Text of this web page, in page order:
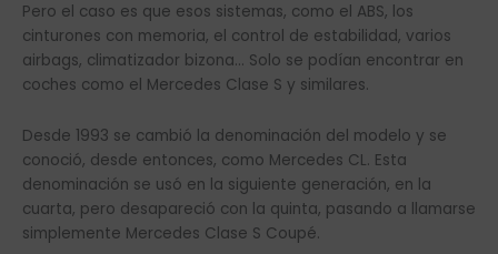
Pero el caso es que esos sistemas, como el ABS, los
cinturones con memoria, el control de estabilidad, varios
airbags, climatizador bizona… Solo se podían encontrar en
coches como el Mercedes Clase S y similares.
Desde 1993 se cambió la denominación del modelo y se
conoció, desde entonces, como Mercedes CL. Esta
denominación se usó en la siguiente generación, en la
cuarta, pero desapareció con la quinta, pasando a llamarse
simplemente Mercedes Clase S Coupé.